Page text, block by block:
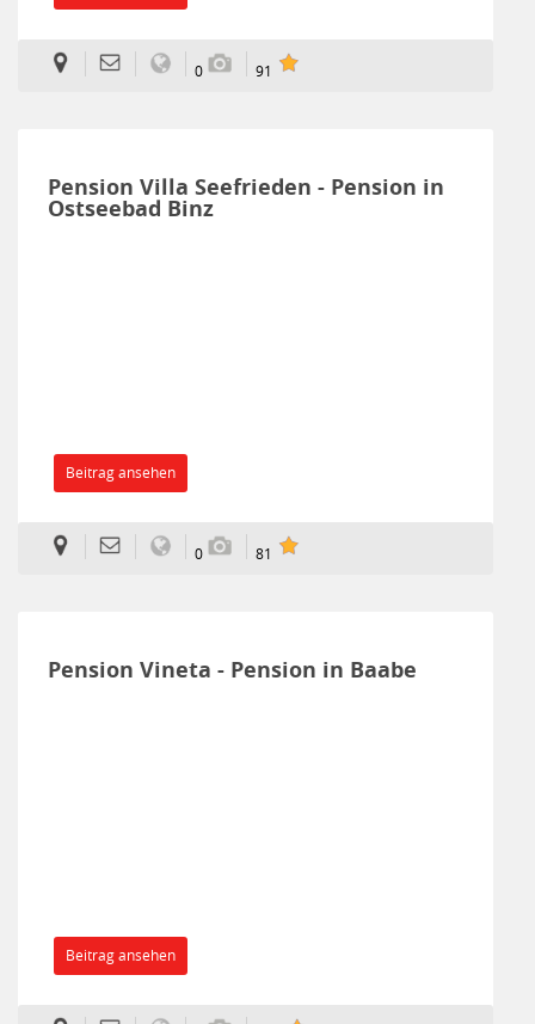
0 91
Pension Villa Seefrieden - Pension in
Ostseebad Binz
Beitrag ansehen
0 81
Pension Vineta - Pension in Baabe
Beitrag ansehen